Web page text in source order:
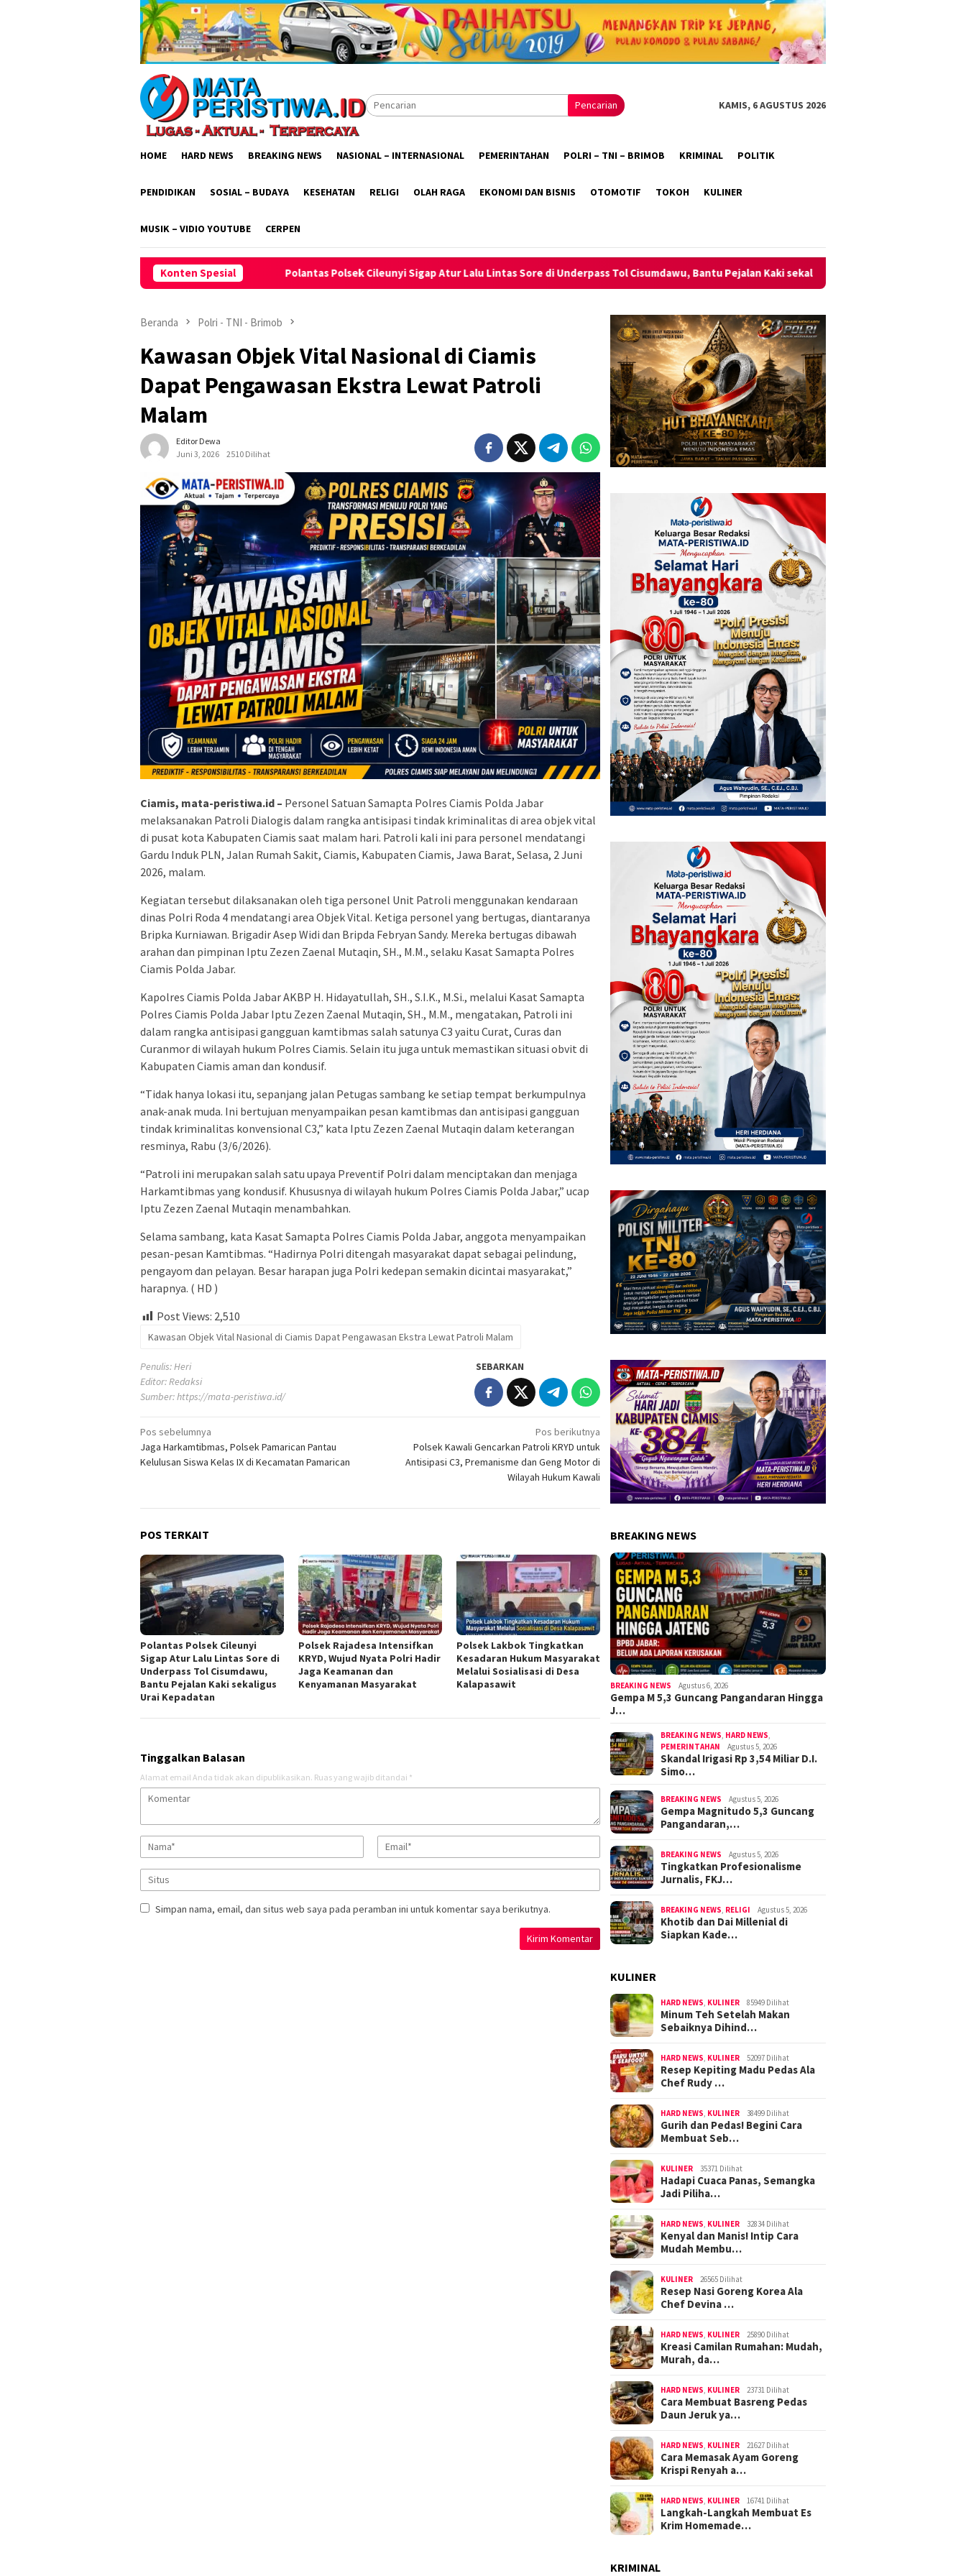
Pencarian KAMIS, 6 AGUSTUS 2026
HOME HARD NEWS BREAKING NEWS NASIONAL – INTERNASIONAL PEMERINTAHAN POLRI – TNI – BRIMOB KRIMINAL POLITIK
PENDIDIKAN SOSIAL – BUDAYA KESEHATAN RELIGI OLAH RAGA EKONOMI DAN BISNIS OTOMOTIF TOKOH KULINER
MUSIK – VIDIO YOUTUBE CERPEN
Konten Spesial
Polantas Polsek Cileunyi Sigap Atur Lalu Lintas Sore di Underpass Tol Cisumdawu, Bantu Pejalan Kaki sekaligus Urai Kepadatan
Beranda Polri - TNI - Brimob
Kawasan Objek Vital Nasional di Ciamis
Dapat Pengawasan Ekstra Lewat Patroli
Malam
Editor Dewa
Juni 3, 2026
2510 Dilihat
Ciamis, mata-peristiwa.id – Personel Satuan Samapta Polres Ciamis Polda Jabar
melaksanakan Patroli Dialogis dalam rangka antisipasi tindak kriminalitas di area objek vital
di pusat kota Kabupaten Ciamis saat malam hari. Patroli kali ini para personel mendatangi
Gardu Induk PLN, Jalan Rumah Sakit, Ciamis, Kabupaten Ciamis, Jawa Barat, Selasa, 2 Juni
2026, malam.
Kegiatan tersebut dilaksanakan oleh tiga personel Unit Patroli menggunakan kendaraan
dinas Polri Roda 4 mendatangi area Objek Vital. Ketiga personel yang bertugas, diantaranya
Bripka Kurniawan. Brigadir Asep Widi dan Bripda Febryan Sandy. Mereka bertugas dibawah
arahan dan pimpinan Iptu Zezen Zaenal Mutaqin, SH., M.M., selaku Kasat Samapta Polres
Ciamis Polda Jabar.
Kapolres Ciamis Polda Jabar AKBP H. Hidayatullah, SH., S.I.K., M.Si., melalui Kasat Samapta
Polres Ciamis Polda Jabar Iptu Zezen Zaenal Mutaqin, SH., M.M., mengatakan, Patroli ini
dalam rangka antisipasi gangguan kamtibmas salah satunya C3 yaitu Curat, Curas dan
Curanmor di wilayah hukum Polres Ciamis. Selain itu juga untuk memastikan situasi obvit di
Kabupaten Ciamis aman dan kondusif.
“Tidak hanya lokasi itu, sepanjang jalan Petugas sambang ke setiap tempat berkumpulnya
anak-anak muda. Ini bertujuan menyampaikan pesan kamtibmas dan antisipasi gangguan
tindak kriminalitas konvensional C3,” kata Iptu Zezen Zaenal Mutaqin dalam keterangan
resminya, Rabu (3/6/2026).
“Patroli ini merupakan salah satu upaya Preventif Polri dalam menciptakan dan menjaga
Harkamtibmas yang kondusif. Khususnya di wilayah hukum Polres Ciamis Polda Jabar,” ucap
Iptu Zezen Zaenal Mutaqin menambahkan.
Selama sambang, kata Kasat Samapta Polres Ciamis Polda Jabar, anggota menyampaikan
pesan-pesan Kamtibmas. “Hadirnya Polri ditengah masyarakat dapat sebagai pelindung,
pengayom dan pelayan. Besar harapan juga Polri kedepan semakin dicintai masyarakat,”
harapnya. ( HD )
Post Views: 2,510
Kawasan Objek Vital Nasional di Ciamis Dapat Pengawasan Ekstra Lewat Patroli Malam
Penulis: Heri
Editor: Redaksi
Sumber:https://mata-peristiwa.id/
SEBARKAN
Navigasi
pos
Pos sebelumnya
Jaga Harkamtibmas, Polsek Pamarican Pantau
Kelulusan Siswa Kelas IX di Kecamatan Pamarican
Pos berikutnya
Polsek Kawali Gencarkan Patroli KRYD untuk
Antisipasi C3, Premanisme dan Geng Motor di
Wilayah Hukum Kawali
POS TERKAIT
Polantas Polsek Cileunyi
Sigap Atur Lalu Lintas Sore di
Underpass Tol Cisumdawu,
Bantu Pejalan Kaki sekaligus
Urai Kepadatan
Polsek Rajadesa Intensifkan
KRYD, Wujud Nyata Polri Hadir
Jaga Keamanan dan
Kenyamanan Masyarakat
Polsek Lakbok Tingkatkan
Kesadaran Hukum Masyarakat
Melalui Sosialisasi di Desa
Kalapasawit
Tinggalkan Balasan
Alamat email Anda tidak akan dipublikasikan. Ruas yang wajib ditandai *
Simpan nama, email, dan situs web saya pada peramban ini untuk komentar saya berikutnya.
BREAKING NEWS
BREAKING NEWS Agustus 6, 2026
Gempa M 5,3 Guncang Pangandaran Hingga
J…
BREAKING NEWS HARD NEWS
PEMERINTAHAN
Agustus 5, 2026
Skandal Irigasi Rp 3,54 Miliar D.I.
Simo…
BREAKING NEWS Agustus 5, 2026
Gempa Magnitudo 5,3 Guncang
Pangandaran,…
BREAKING NEWS Agustus 5, 2026
Tingkatkan Profesionalisme
Jurnalis, FKJ…
BREAKING NEWS RELIGI Agustus 5, 2026
Khotib dan Dai Millenial di
Siapkan Kade…
KULINER
HARD NEWS KULINER 85949 Dilihat
Minum Teh Setelah Makan
Sebaiknya Dihind…
HARD NEWS KULINER 52097 Dilihat
Resep Kepiting Madu Pedas Ala
Chef Rudy …
HARD NEWS KULINER 38499 Dilihat
Gurih dan Pedas! Begini Cara
Membuat Seb…
KULINER 35371 Dilihat
Hadapi Cuaca Panas, Semangka
Jadi Piliha…
HARD NEWS KULINER 32834 Dilihat
Kenyal dan Manis! Intip Cara
Mudah Membu…
KULINER 26565 Dilihat
Resep Nasi Goreng Korea Ala
Chef Devina …
HARD NEWS KULINER 25890 Dilihat
Kreasi Camilan Rumahan: Mudah,
Murah, da…
HARD NEWS KULINER 23731 Dilihat
Cara Membuat Basreng Pedas
Daun Jeruk ya…
HARD NEWS KULINER 21627 Dilihat
Cara Memasak Ayam Goreng
Krispi Renyah a…
HARD NEWS KULINER 16741 Dilihat
Langkah-Langkah Membuat Es
Krim Homemade…
KRIMINAL